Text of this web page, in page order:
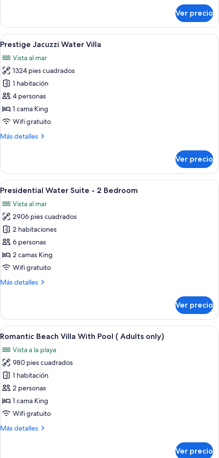
Water
Villa
with
Ver precio
Abrir
todas
las
fotos
de
Prestige
Jacuzzi
Water
Bungalows sobre el agua con
6
Prestige Jacuzzi Water Villa
Vista al mar
1324 pies cuadrados
1 habitación
4 personas
1 cama King
Wifi gratuito
Más detalles
Más
Jacuzzi
Water
Villa
Ver precio
Abrir
todas
las
fotos
de
Presidential
Water
Suite
2
Un dormitorio amplio con una cama
5
Presidential Water Suite - 2 Bedroom
Vista al mar
2906 pies cuadrados
2 habitaciones
6 personas
2 camas King
Wifi gratuito
Más detalles
Más
Water
Suite
-
Bedroom
Ver precio
Abrir
todas
las
fotos
de
Romantic
Beach
Villa
Pool
Una terraza de madera con piscina,
5
Romantic Beach Villa With Pool ( Adults only)
Vista a la playa
980 pies cuadrados
1 habitación
2 personas
1 cama King
Wifi gratuito
Más detalles
Más
Ver precio